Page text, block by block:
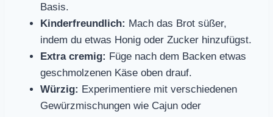
Basis.
Kinderfreundlich: Mach das Brot süßer,
indem du etwas Honig oder Zucker hinzufügst.
Extra cremig: Füge nach dem Backen etwas
geschmolzenen Käse oben drauf.
Würzig: Experimentiere mit verschiedenen
Gewürzmischungen wie Cajun oder